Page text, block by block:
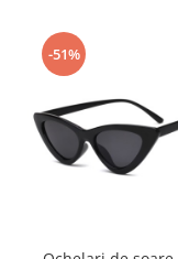
-51%